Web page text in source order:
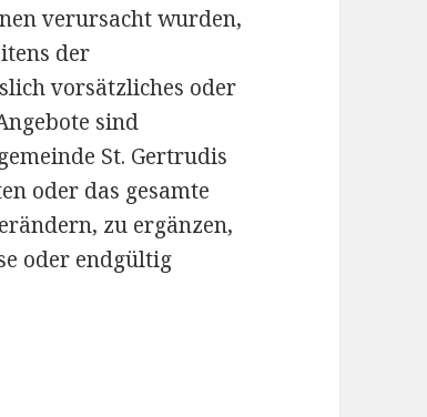
verursacht wurden,
der
vorsätzliches oder
sind
St. Gertrudis
oder das gesamte
zu ergänzen,
oder endgültig